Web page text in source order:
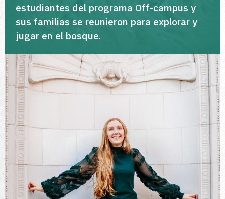
estudiantes del programa Off-campus y
sus familias se reunieron para explorar y
jugar en el bosque.